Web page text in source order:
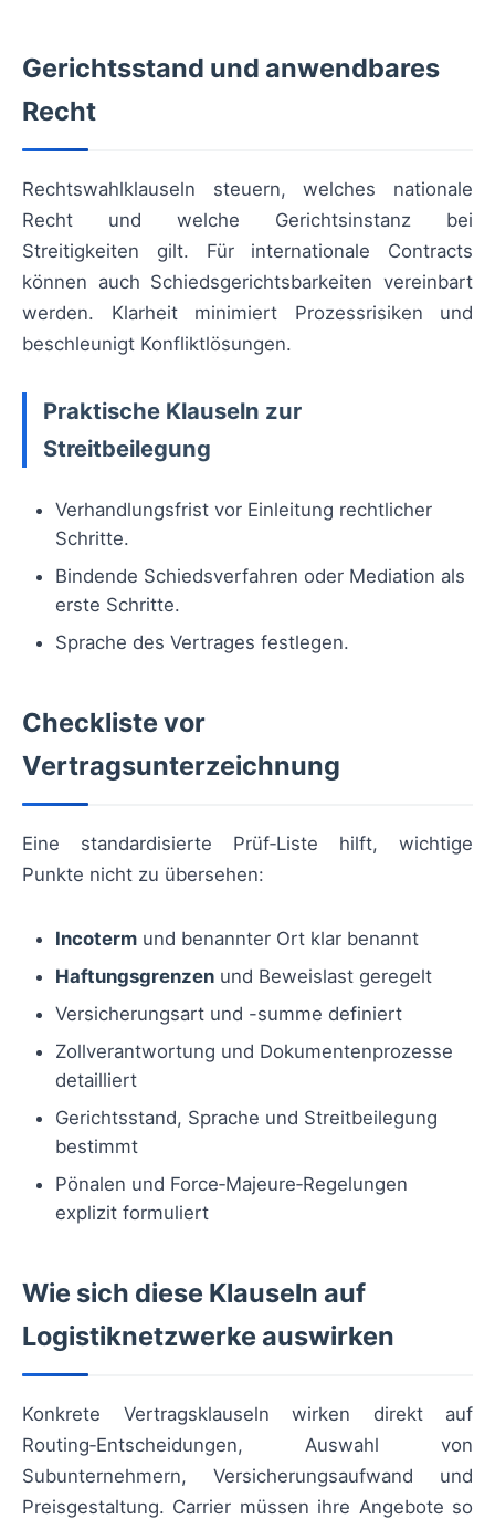
Gerichtsstand und anwendbares
Recht
Rechtswahlklauseln steuern, welches nationale
Recht und welche Gerichtsinstanz bei
Streitigkeiten gilt. Für internationale Contracts
können auch Schiedsgerichtsbarkeiten vereinbart
werden. Klarheit minimiert Prozessrisiken und
beschleunigt Konfliktlösungen.
Praktische Klauseln zur
Streitbeilegung
Verhandlungsfrist vor Einleitung rechtlicher
Schritte.
Bindende Schiedsverfahren oder Mediation als
erste Schritte.
Sprache des Vertrages festlegen.
Checkliste vor
Vertragsunterzeichnung
Eine standardisierte Prüf‑Liste hilft, wichtige
Punkte nicht zu übersehen:
Incoterm und benannter Ort klar benannt
Haftungsgrenzen und Beweislast geregelt
Versicherungsart und -summe definiert
Zollverantwortung und Dokumentenprozesse
detailliert
Gerichtsstand, Sprache und Streitbeilegung
bestimmt
Pönalen und Force‑Majeure‑Regelungen
explizit formuliert
Wie sich diese Klauseln auf
Logistiknetzwerke auswirken
Konkrete Vertragsklauseln wirken direkt auf
Routing‑Entscheidungen, Auswahl von
Subunternehmern, Versicherungsaufwand und
Preisgestaltung. Carrier müssen ihre Angebote so